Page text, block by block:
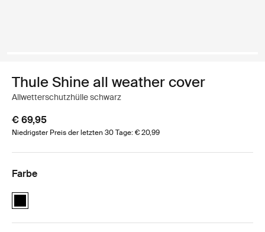
Thule Shine all weather cover
Allwetterschutzhülle schwarz
€ 69,95
Niedrigster Preis der letzten 30 Tage: € 20,99
Farbe
Thule Shine all weather cover Schwarz (selected)